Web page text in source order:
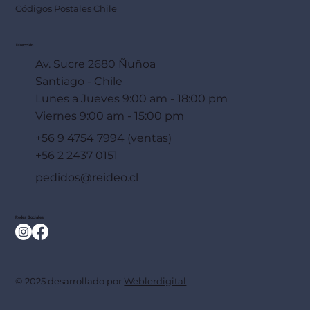
Códigos Postales Chile
Dirección
Av. Sucre 2680 Ñuñoa
Santiago - Chile
Lunes a Jueves 9:00 am - 18:00 pm
Viernes 9:00 am - 15:00 pm
+56 9 4754 7994 (ventas)
+56 2 2437 0151
pedidos@reideo.cl
Redes Sociales
© 2025 desarrollado por Weblerdigital